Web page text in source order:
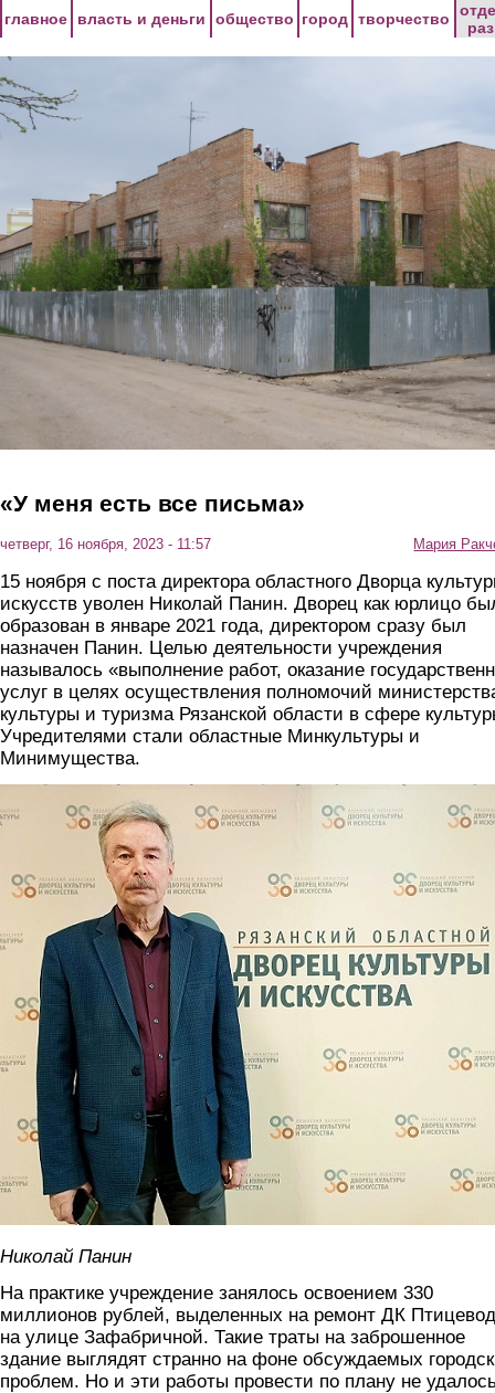
главное власть и деньги общество город творчество
«У меня есть все письма»
четверг, 16 ноября, 2023 - 11:57 Мария
15 ноября с поста директора областного Дворца
искусств уволен Николай Панин. Дворец как юрлицо
образован в январе 2021 года, директором сразу был
назначен Панин. Целью деятельности учреждения
называлось «выполнение работ, оказание
услуг в целях осуществления полномочий
культуры и туризма Рязанской области в сфере
Учредителями стали областные Минкультуры и
Минимущества.
330_mln3.jpg
Николай Панин
На практике учреждение занялось освоением 330
миллионов рублей, выделенных на ремонт ДК
на улице Зафабричной. Такие траты на заброшенное
здание выглядят странно на фоне обсуждаемых
проблем. Но и эти работы провести по плану не